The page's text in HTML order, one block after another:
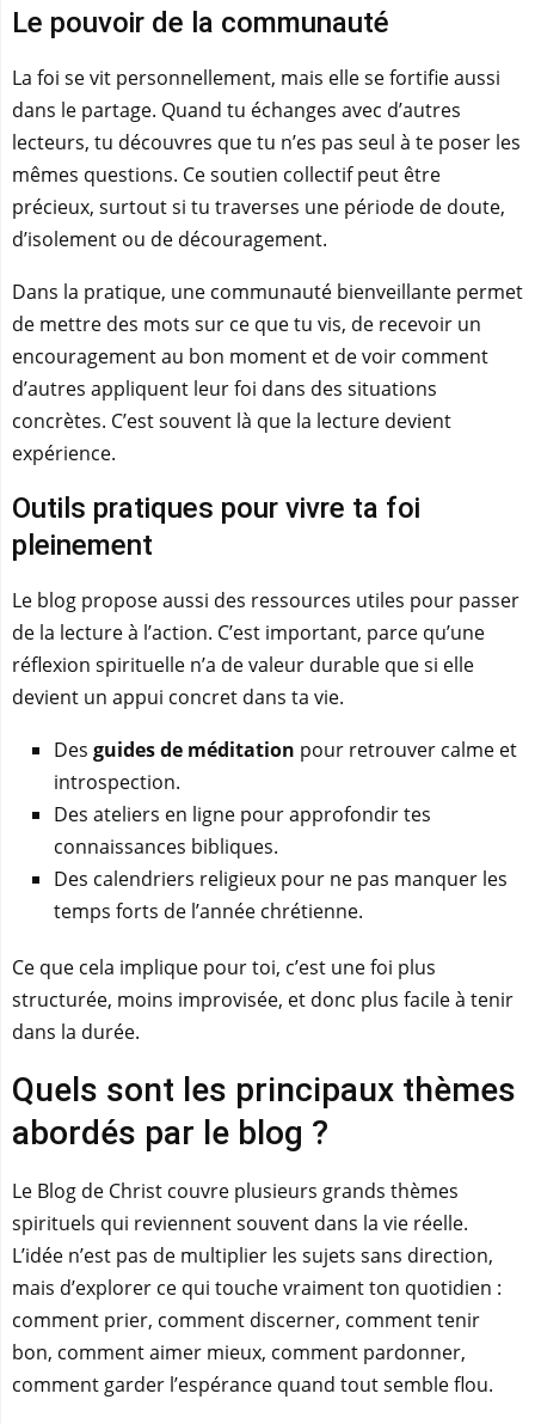
Le pouvoir de la communauté
La foi se vit personnellement, mais elle se fortifie aussi
dans le partage. Quand tu échanges avec d’autres
lecteurs, tu découvres que tu n’es pas seul à te poser les
mêmes questions. Ce soutien collectif peut être
précieux, surtout si tu traverses une période de doute,
d’isolement ou de découragement.
Dans la pratique, une communauté bienveillante permet
de mettre des mots sur ce que tu vis, de recevoir un
encouragement au bon moment et de voir comment
d’autres appliquent leur foi dans des situations
concrètes. C’est souvent là que la lecture devient
expérience.
Outils pratiques pour vivre ta foi
pleinement
Le blog propose aussi des ressources utiles pour passer
de la lecture à l’action. C’est important, parce qu’une
réflexion spirituelle n’a de valeur durable que si elle
devient un appui concret dans ta vie.
Des guides de méditation pour retrouver calme et
introspection.
Des ateliers en ligne pour approfondir tes
connaissances bibliques.
Des calendriers religieux pour ne pas manquer les
temps forts de l’année chrétienne.
Ce que cela implique pour toi, c’est une foi plus
structurée, moins improvisée, et donc plus facile à tenir
dans la durée.
Quels sont les principaux thèmes
abordés par le blog ?
Le Blog de Christ couvre plusieurs grands thèmes
spirituels qui reviennent souvent dans la vie réelle.
L’idée n’est pas de multiplier les sujets sans direction,
mais d’explorer ce qui touche vraiment ton quotidien :
comment prier, comment discerner, comment tenir
bon, comment aimer mieux, comment pardonner,
comment garder l’espérance quand tout semble flou.